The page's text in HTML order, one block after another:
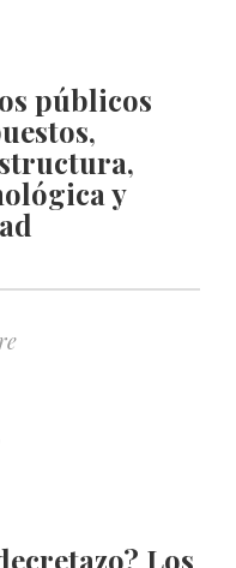
públicos
y
Los